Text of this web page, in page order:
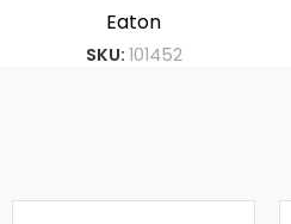
Eaton
SKU: 101452